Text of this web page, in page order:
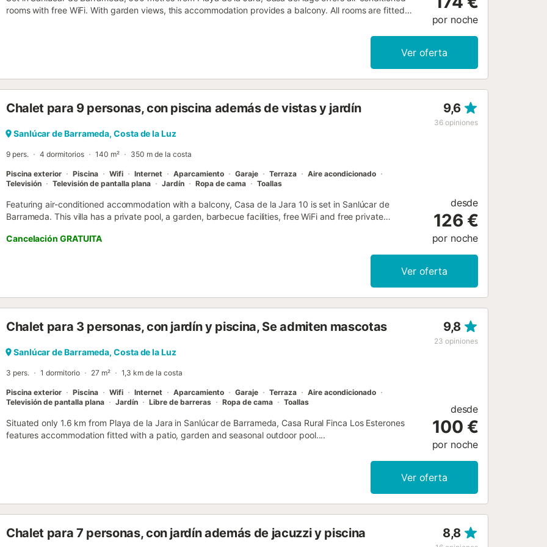
rooms with free WiFi. With garden views, this accommodation provides a balcony. All rooms are fitted
por noche
Ver oferta
Chalet para 9 personas, con piscina además de vistas y jardín 9,6
36 opiniones
Sanlúcar de Barrameda, Costa de la Luz
9 pers. 4 dormitorios 140 m² 350 m de la costa
Piscina exterior Piscina Wifi Internet Aparcamiento Garaje Terraza
Aire acondicionado
Televisión
Televisión de pantalla plana Jardín Ropa de cama Toallas
Featuring air-conditioned accommodation with a balcony, Casa de la Jara 10 is set in Sanlúcar de
Barrameda. This villa has a private pool, a garden, barbecue facilities, free WiFi and free private
Cancelación GRATUITA
desde
126 €
por noche
Ver oferta
Chalet para 3 personas, con jardín y piscina, Se admiten mascotas 9,8
23 opiniones
Sanlúcar de Barrameda, Costa de la Luz
3 pers. 1 dormitorio 27 m² 1,3 km de la costa
Piscina exterior Piscina Wifi Internet Aparcamiento Garaje Terraza
Aire acondicionado
Televisión de pantalla plana
Jardín Libre de barreras Ropa de cama Toallas
Situated only 1.6 km from Playa de la Jara in Sanlúcar de Barrameda, Casa Rural Finca Los Esterones
features accommodation fitted with a patio, garden and seasonal outdoor pool....
desde
100 €
por noche
Ver oferta
Chalet para 7 personas, con jardín además de jacuzzi y piscina 8,8